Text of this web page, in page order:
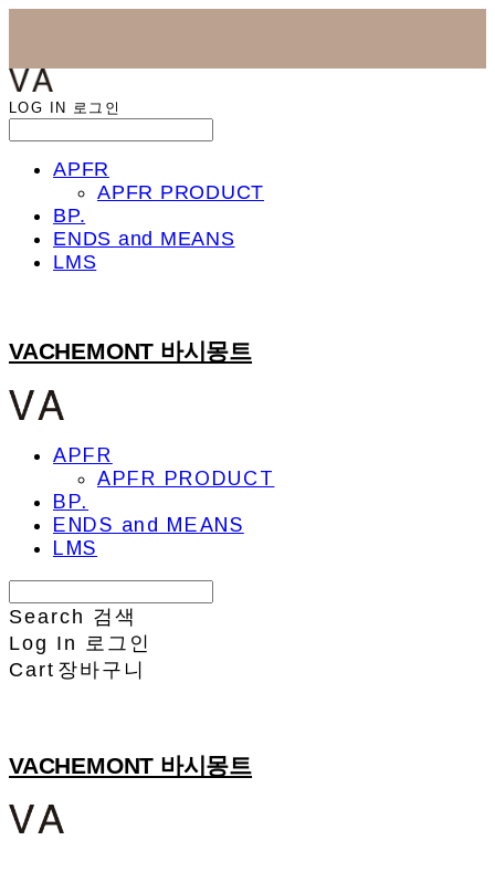
LOG IN 로그인
APFR
APFR PRODUCT
BP.
ENDS and MEANS
LMS
VACHEMONT 바시몽트
APFR
APFR PRODUCT
BP.
ENDS and MEANS
LMS
Search 검색
Log In
로그인
Cart 장바구니
VACHEMONT 바시몽트